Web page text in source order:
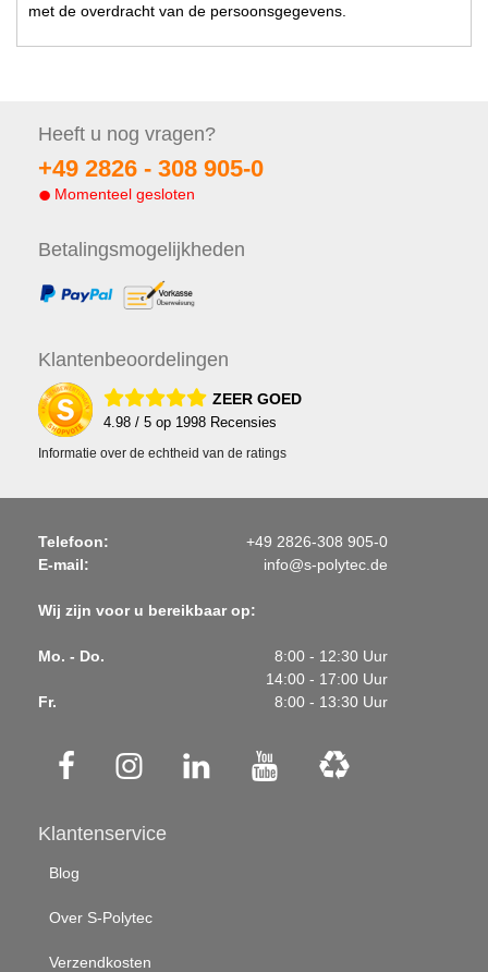
met de overdracht van de persoonsgegevens.
Heeft u nog vragen?
+49 2826 - 308 905-0
Momenteel gesloten
Betalingsmogelijkheden
Klantenbeoordelingen
ZEER GOED
4.98 / 5 op 1998 Recensies
Informatie over de echtheid van de ratings
Telefoon:
+49 2826-308 905-0
E-mail:
info@s-polytec.de
Wij zijn voor u bereikbaar op:
Mo. - Do.
8:00 - 12:30 Uur
14:00 - 17:00 Uur
Fr.
8:00 - 13:30 Uur
Klantenservice
Blog
Over S-Polytec
Verzendkosten